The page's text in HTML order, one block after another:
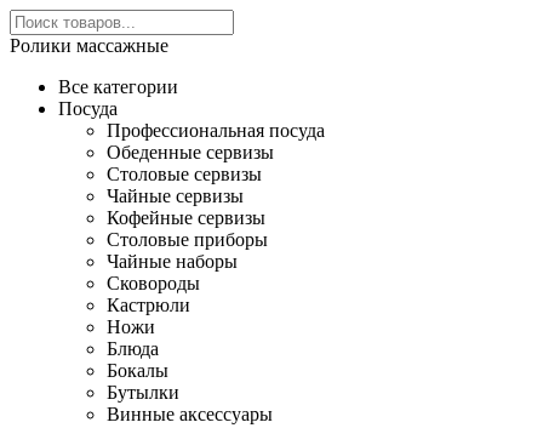
Ролики массажные
Все категории
Посуда
Профессиональная посуда
Обеденные сервизы
Столовые сервизы
Чайные сервизы
Кофейные сервизы
Столовые приборы
Чайные наборы
Сковороды
Кастрюли
Ножи
Блюда
Бокалы
Бутылки
Винные аксессуары